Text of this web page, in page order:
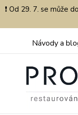
❗ Od 29. 7. se může
Návody a